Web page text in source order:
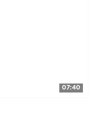
07:40